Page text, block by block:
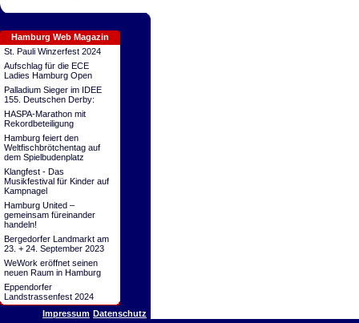
Hamburg Web Magazin
St. Pauli Winzerfest 2024
Aufschlag für die ECE
Ladies Hamburg Open
Palladium Sieger im IDEE
155. Deutschen Derby:
HASPA-Marathon mit
Rekordbeteiligung
Hamburg feiert den
Weltfischbrötchentag auf
dem Spielbudenplatz
Klangfest - Das
Musikfestival für Kinder auf
Kampnagel
Hamburg United –
gemeinsam füreinander
handeln!
Bergedorfer Landmarkt am
23. + 24. September 2023
WeWork eröffnet seinen
neuen Raum in Hamburg
Eppendorfer
Landstrassenfest 2024
Impressum Datenschutz